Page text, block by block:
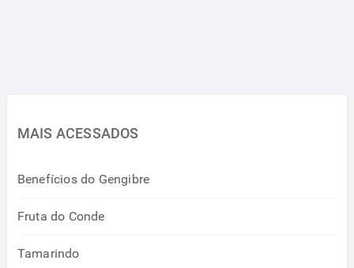
MAIS ACESSADOS
Benefícios do Gengibre
Fruta do Conde
Tamarindo